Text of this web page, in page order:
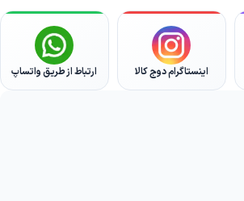
اینستاگرام دوج کالا ارتباط از طریق واتساپ